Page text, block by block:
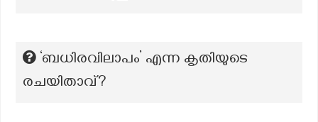
‘ബധിരവിലാപം’ എന്ന കൃതിയുടെ
രചയിതാവ്?